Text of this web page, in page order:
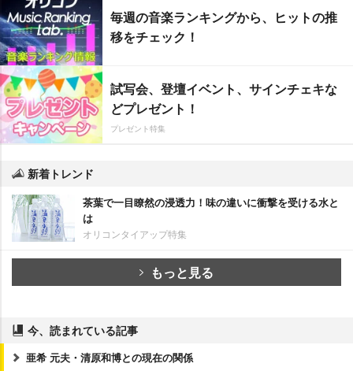
毎週の音楽ランキングから、ヒットの推
移をチェック！
試写会、登壇イベント、サインチェキな
どプレゼント！
プレゼント特集
新着トレンド
茶葉で一目瞭然の浸透力！味の違いに衝撃を受ける水と
は
オリコンタイアップ特集
もっと見る
今、読まれている記事
亜希 元夫・清原和博との現在の関係